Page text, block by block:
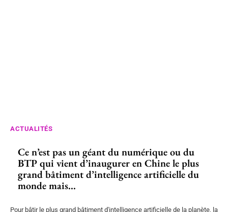
ACTUALITÉS
Ce n’est pas un géant du numérique ou du
BTP qui vient d’inaugurer en Chine le plus
grand bâtiment d’intelligence artificielle du
monde mais...
Pour bâtir le plus grand bâtiment d'intelligence artificielle de la planète, la